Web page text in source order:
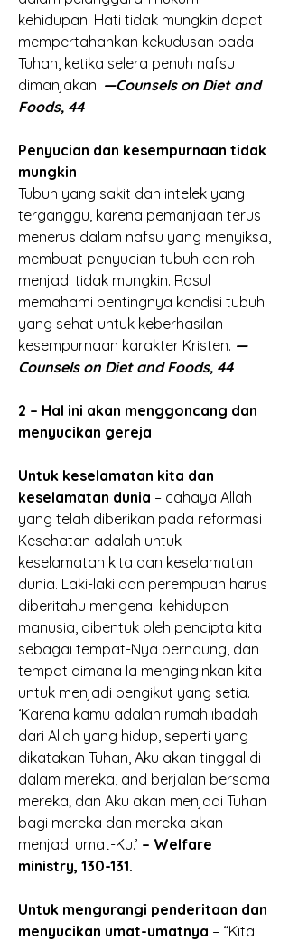
kehidupan. Hati tidak mungkin dapat
mempertahankan kekudusan pada
Tuhan, ketika selera penuh nafsu
dimanjakan. —Counsels on Diet and
Foods, 44
Penyucian dan kesempurnaan tidak
mungkin
Tubuh yang sakit dan intelek yang
terganggu, karena pemanjaan terus
menerus dalam nafsu yang menyiksa,
membuat penyucian tubuh dan roh
menjadi tidak mungkin. Rasul
memahami pentingnya kondisi tubuh
yang sehat untuk keberhasilan
kesempurnaan karakter Kristen. —
Counsels on Diet and Foods, 44
2 – Hal ini akan menggoncang dan
menyucikan gereja
Untuk keselamatan kita dan
keselamatan dunia – cahaya Allah
yang telah diberikan pada reformasi
Kesehatan adalah untuk
keselamatan kita dan keselamatan
dunia. Laki-laki dan perempuan harus
diberitahu mengenai kehidupan
manusia, dibentuk oleh pencipta kita
sebagai tempat-Nya bernaung, dan
tempat dimana Ia menginginkan kita
untuk menjadi pengikut yang setia.
‘Karena kamu adalah rumah ibadah
dari Allah yang hidup, seperti yang
dikatakan Tuhan, Aku akan tinggal di
dalam mereka, and berjalan bersama
mereka; dan Aku akan menjadi Tuhan
bagi mereka dan mereka akan
menjadi umat-Ku.’ – Welfare
ministry, 130-131.
Untuk mengurangi penderitaan dan
menyucikan umat-umatnya – “Kita